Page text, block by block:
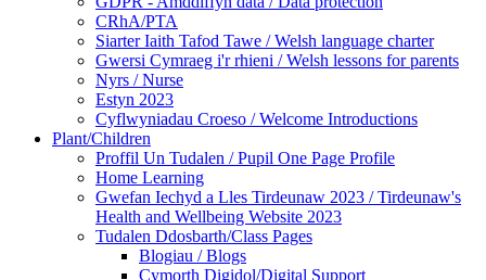
CRhA/PTA
Siarter Iaith Tafod Tawe / Welsh language charter
Gwersi Cymraeg i'r rhieni / Welsh lessons for parents
Nyrs / Nurse
Estyn 2023
Cyflwyniadau Croeso / Welcome Introductions
Plant/Children
Proffil Un Tudalen / Pupil One Page Profile
Home Learning
Gwefan Iechyd a Lles Tirdeunaw 2023 / Tirdeunaw's
Health and Wellbeing Website 2023
Tudalen Ddosbarth/Class Pages
Blogiau / Blogs
Cymorth Digidol/Digital Support